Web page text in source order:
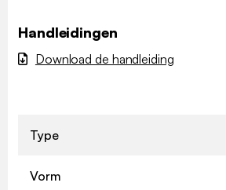
Handleidingen
Download de handleiding
Type
Vorm